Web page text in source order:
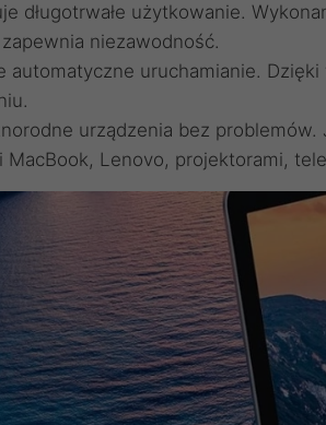
długotrwałe użytkowanie.
niezawodność.
automatyczne uruchamianie.
urządzenia bez
MacBook, Lenovo, projektorami,